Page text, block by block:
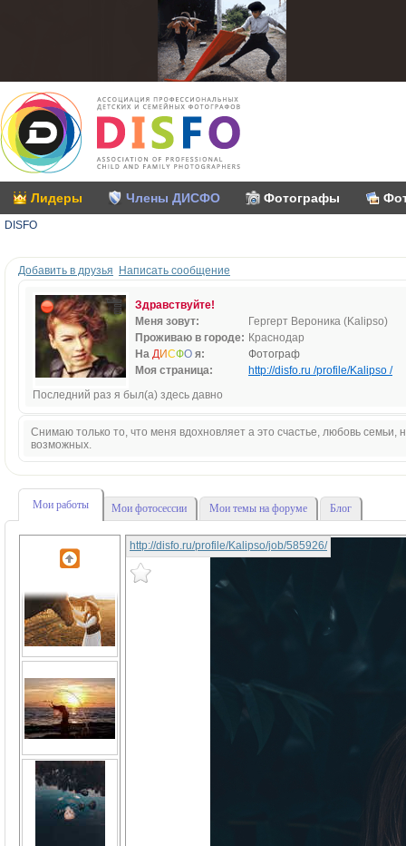
Лидеры Члены ДИСФО Фотографы
DISFO
Добавить в друзья Написать сообщение
Здравствуйте!
Меня зовут:
Гергерт Вероника (Kalipso)
Проживаю в городе: Краснодар
На ДИСФО я:
Фотограф
Моя страница:
http://disfo.ru /profile/Kalipso /
Последний раз я был(а) здесь давно
Снимаю только то, что меня вдохновляет а это счастье, любовь
возможных.
Мои работы Мои фотосессии Мои темы на форуме Блог
http://disfo.ru/profile/Kalipso/job/585926/